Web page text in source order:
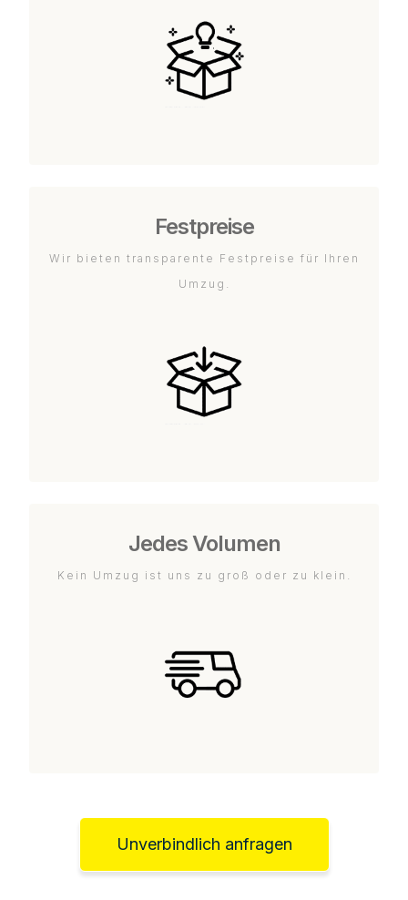
Festpreise
Wir bieten transparente Festpreise für Ihren
Umzug.
Jedes Volumen
Kein Umzug ist uns zu groß oder zu klein.
Unverbindlich anfragen